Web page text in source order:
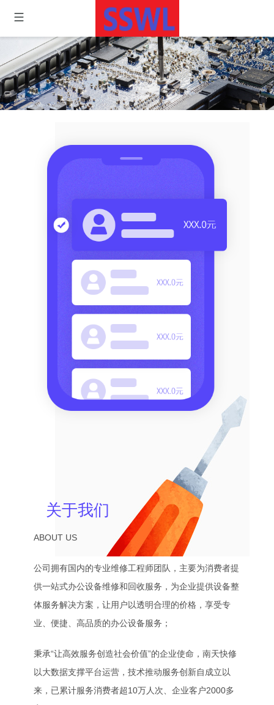
关于我们
ABOUT US
公司拥有国内的专业维修工程师团队，主要为消费者提
供一站式办公设备维修和回收服务，为企业提供设备整
体服务解决方案，让用户以透明合理的价格，享受专
业、便捷、高品质的办公设备服务；
秉承“让高效服务创造社会价值”的企业使命，南天快修
以大数据支撑平台运营，技术推动服务创新自成立以
来，已累计服务消费者超10万人次、企业客户2000多